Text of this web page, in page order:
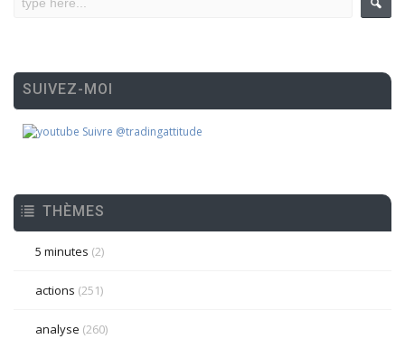
SUIVEZ-MOI
Suivre @tradingattitude
THÈMES
5 minutes (2)
actions (251)
analyse (260)